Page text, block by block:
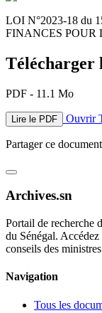
LOI N°2023-18 du
FINANCES POUR
Télécharger
PDF - 11.1 Mo
Lire le PDF Ouvrir
Partager ce document
Archives.sn
Portail de recherche
du Sénégal.
conseils des
Navigation
Tous les